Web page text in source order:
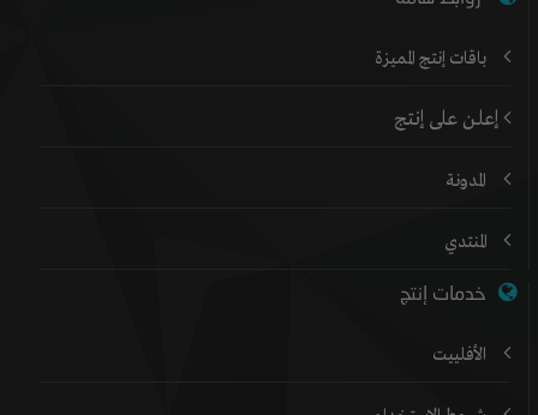
باقات إنتج المميزة
إعلن على إنتج
المدونة
المنتدي
خدمات إنتج
الأفلييت